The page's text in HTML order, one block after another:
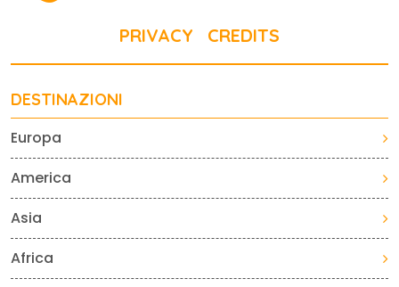
PRIVACY CREDITS
DESTINAZIONI
Europa
America
Asia
Africa